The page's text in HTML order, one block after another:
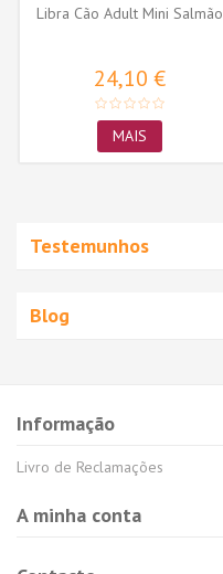
Libra Cão Adult Mini Salmão
24,10 €
MAIS
Testemunhos
Blog
Informação
Livro de Reclamações
A minha conta